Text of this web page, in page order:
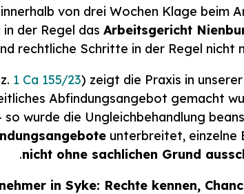
von drei Wochen Klage beim
der Regel das Arbeitsgericht
rechtliche Schritte in der Regel nicht
1 Ca 155/23) zeigt die Praxis in
Abfindungsangebot gemacht
wurde die Ungleichbehandlung
unterbreitet, einzelne
nicht ohne sachlichen Grund
.